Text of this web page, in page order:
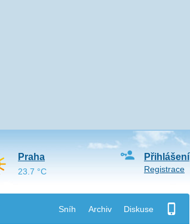
Sníh Archiv Diskuse
Přihlášení
Registrace
Praha
23.7 °C